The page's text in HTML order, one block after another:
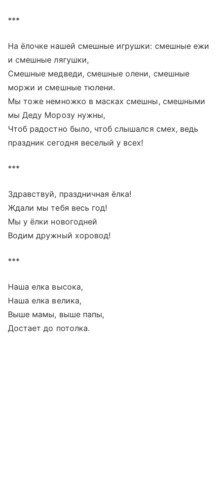
***
На ёлочке нашей смешные игрушки: смешные ежи
и смешные лягушки,
Смешные медведи, смешные олени, смешные
моржи и смешные тюлени.
Мы тоже немножко в масках смешны, смешными
мы Деду Морозу нужны,
Чтоб радостно было, чтоб слышался смех, ведь
праздник сегодня веселый у всех!
***
Здравствуй, праздничная ёлка!
Ждали мы тебя весь год!
Мы у ёлки новогодней
Водим дружный хоровод!
***
Наша елка высока,
Наша елка велика,
Выше мамы, выше папы,
Достает до потолка.